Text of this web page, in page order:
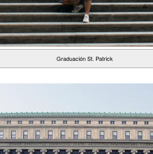
Graduación St. Patrick